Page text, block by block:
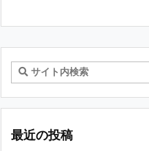
最近の投稿